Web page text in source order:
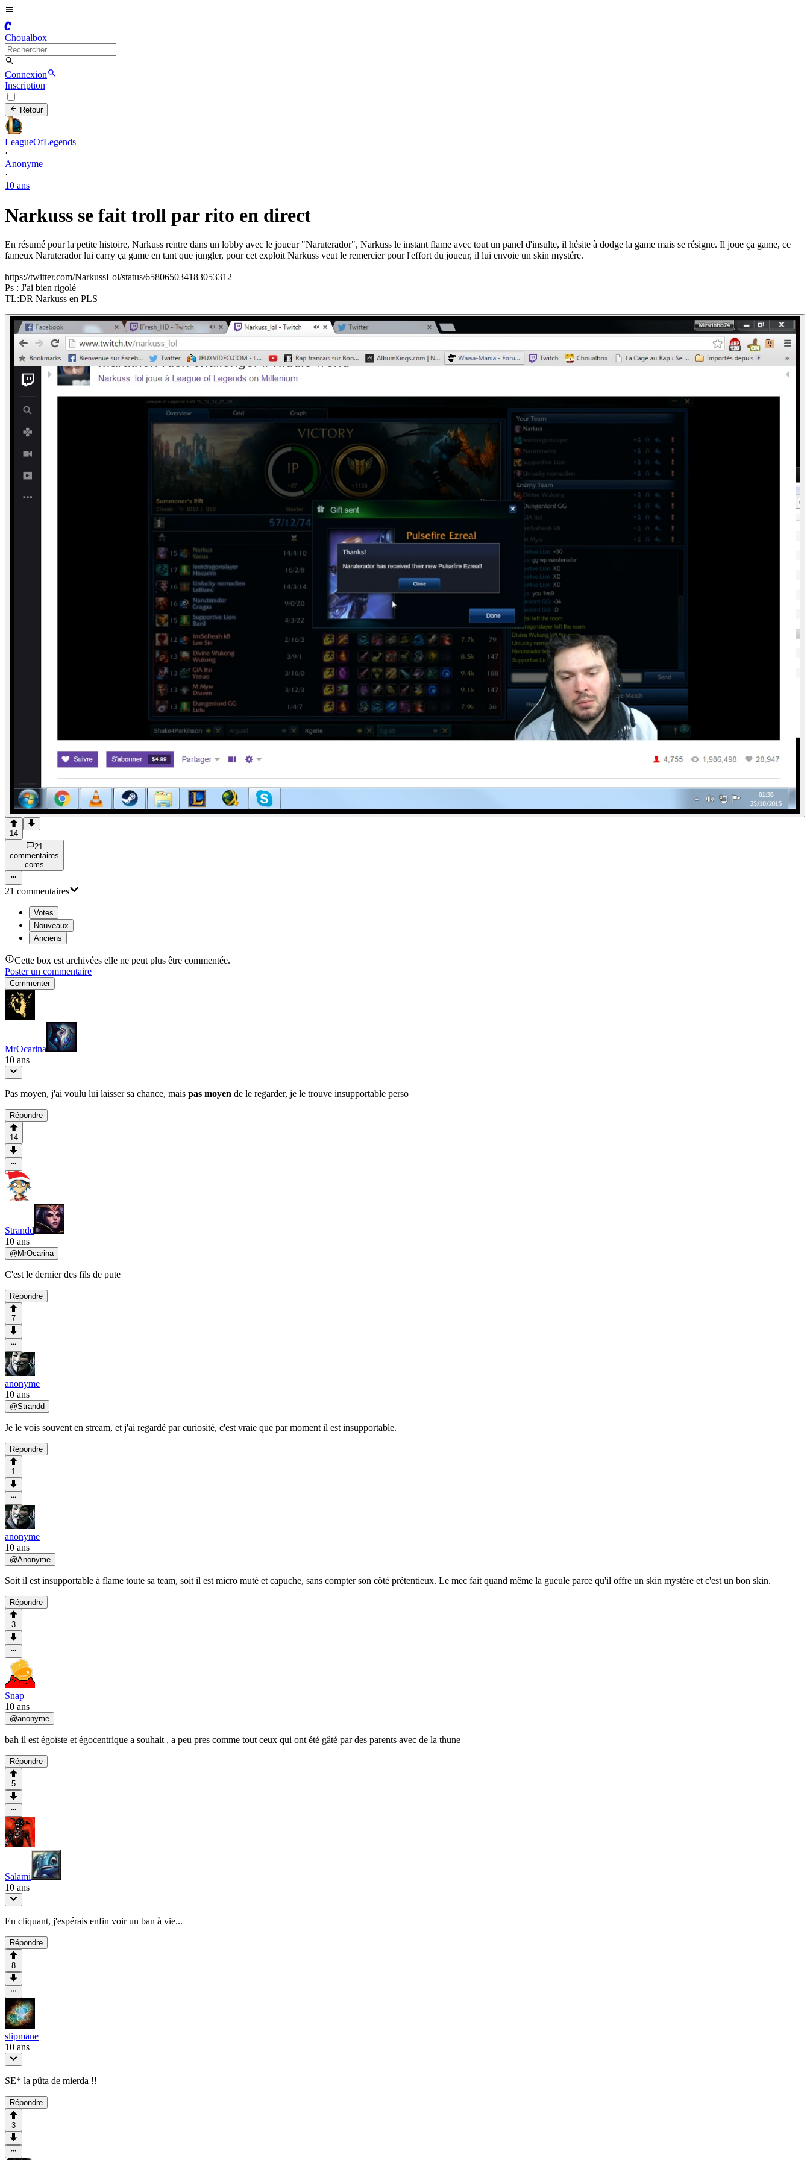
C
Choualbox
Connexion
Inscription
Retour
LeagueOfLegends
·
Anonyme
·
10 ans
Narkuss se fait troll par rito en direct
En résumé pour la petite histoire, Narkuss rentre dans un lobby avec le joueur "Naruterador", Narkuss le instant flame avec tout un panel d'insulte, il hésite à dodge la game mais se résigne. Il joue ça game, ce
fameux Naruterador lui carry ça game en tant que jungler, pour cet exploit Narkuss veut le remercier pour l'effort du joueur, il lui envoie un skin mystére.
https://twitter.com/NarkussLol/status/658065034183053312
Ps : J'ai bien rigolé
TL:DR Narkuss en PLS
14
21
commentaires
coms
21 commentaires
Votes
Nouveaux
Anciens
Cette box est archivées elle ne peut plus être commentée.
Poster un commentaire
Commenter
MrOcarina
10 ans
Pas moyen, j'ai voulu lui laisser sa chance, mais pas moyen de le regarder, je le trouve insupportable perso
Répondre
14
Strandd
10 ans
@ MrOcarina
C'est le dernier des fils de pute
Répondre
7
anonyme
10 ans
@Strandd
Je le vois souvent en stream, et j'ai regardé par curiosité, c'est vraie que par moment il est insupportable.
Répondre
1
anonyme
10 ans
@Anonyme
Soit il est insupportable à flame toute sa team, soit il est micro muté et capuche, sans compter son côté prétentieux. Le mec fait quand même la gueule parce qu'il offre un skin mystère et c'est un bon skin.
Répondre
3
Snap
10 ans
@anonyme
bah il est égoïste et égocentrique a souhait , a peu pres comme tout ceux qui ont été gâté par des parents avec de la thune
Répondre
5
Salami
10 ans
En cliquant, j'espérais enfin voir un ban à vie...
Répondre
8
slipmane
10 ans
SE* la pûta de mierda !!
Répondre
3